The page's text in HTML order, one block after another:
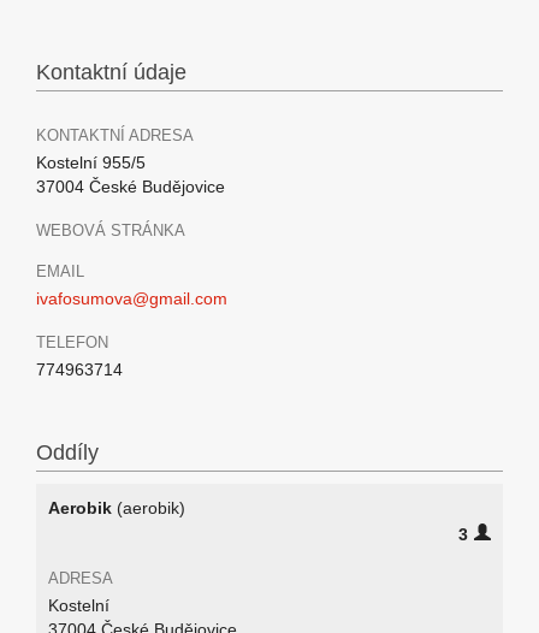
Kontaktní údaje
KONTAKTNÍ ADRESA
Kostelní 955/5
37004 České Budějovice
WEBOVÁ STRÁNKA
EMAIL
ivafosumova@gmail.com
TELEFON
774963714
Oddíly
Aerobik (aerobik)
3
ADRESA
Kostelní